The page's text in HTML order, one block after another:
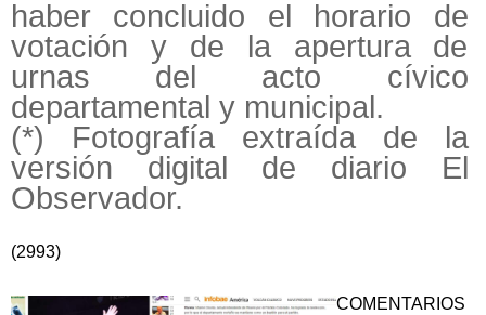
haber concluido el horario de
votación y de la apertura de
urnas del acto cívico
departamental y municipal.
(*) Fotografía extraída de la
versión digital de diario El
Observador.
(2993)
COMENTARIOS